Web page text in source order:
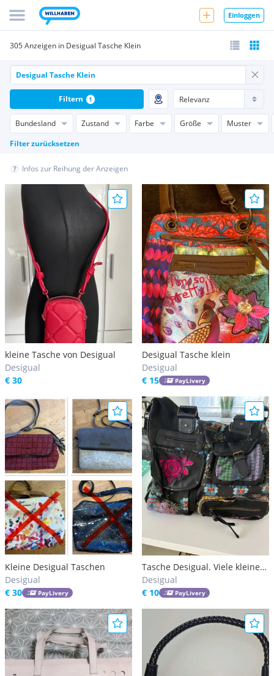
Einloggen
305 Anzeigen in Desigual Tasche Klein
Bundesland Zustand Farbe Größe
Muster
Filter zurücksetzen
Filtern 1
Infos zur Reihung der Anzeigen
kleine Tasche von Desigual
Desigual
€ 30
Desigual Tasche klein
Desigual
€ 15
PayLivery
Kleine Desigual Taschen
Desigual
€ 30
PayLivery
Tasche Desigual. Viele kleine
Nebentäschchen.
Desigual
€ 10
PayLivery